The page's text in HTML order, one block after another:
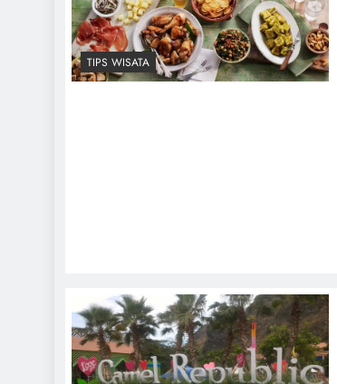
TIPS WISATA